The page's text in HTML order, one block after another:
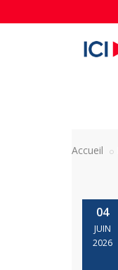
Accueil
04
JUIN
2026